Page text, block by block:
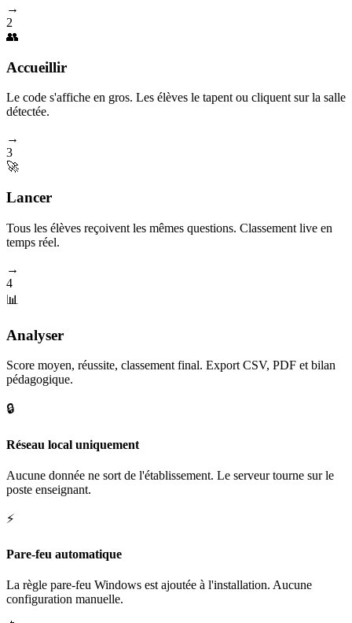
→
2
👥
Accueillir
Le code s'affiche en gros. Les élèves le tapent ou cliquent sur la salle
détectée.
→
3
🚀
Lancer
Tous les élèves reçoivent les mêmes questions. Classement live en
temps réel.
→
4
📊
Analyser
Score moyen, réussite, classement final. Export CSV, PDF et bilan
pédagogique.
🔒
Réseau local uniquement
Aucune donnée ne sort de l'établissement. Le serveur tourne sur le
poste enseignant.
⚡
Pare-feu automatique
La règle pare-feu Windows est ajoutée à l'installation. Aucune
configuration manuelle.